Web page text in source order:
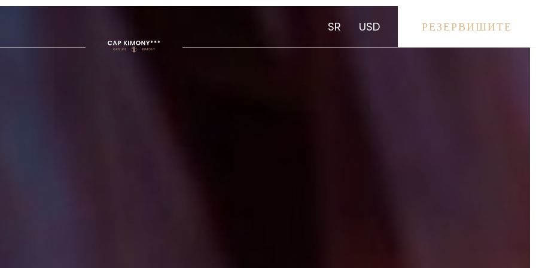
SR USD РЕЗЕРВИШИТЕ